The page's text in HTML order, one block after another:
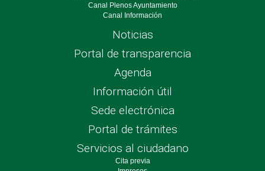
Canal Plenos Ayuntamiento
Canal Información
Noticias
Portal de transparencia
Agenda
Información útil
Sede electrónica
Portal de trámites
Servicios al ciudadano
Cita previa